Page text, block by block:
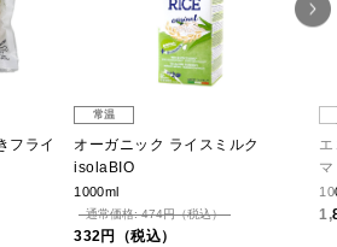
フライ
常温
オーガニック ライスミルク
isolaBIO
1000ml
通常価格: 474円（税込）
332円（税込）